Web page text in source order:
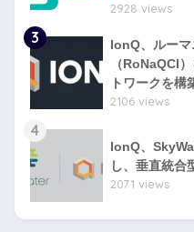
2928 views
3
IonQ、ルーマ
（RoNaQCI
トワークを構
2106 views
4
IonQ、
し、垂直統合
2071 views